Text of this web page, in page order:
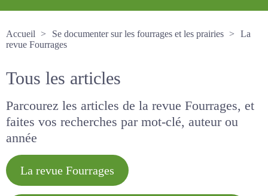
Accueil
Se documenter sur les fourrages et les prairies
La revue Fourrages
Tous les articles
Parcourez les articles de la revue Fourrages, et
faites vos recherches par mot-clé, auteur ou
année
La revue Fourrages